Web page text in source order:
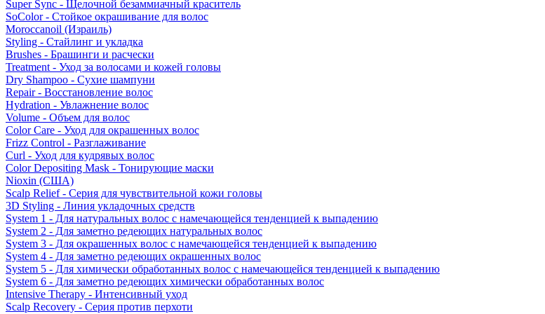
Super Sync - Щелочной безаммиачный краситель
SoColor - Стойкое окрашивание для волос
Moroccanoil (Израиль)
Styling - Стайлинг и укладка
Brushes - Брашинги и расчески
Treatment - Уход за волосами и кожей головы
Dry Shampoo - Сухие шампуни
Repair - Восстановление волос
Hydration - Увлажнение волос
Volume - Объем для волос
Color Care - Уход для окрашенных волос
Frizz Control - Разглаживание
Curl - Уход для кудрявых волос
Color Depositing Mask - Тонирующие маски
Nioxin (США)
Scalp Relief - Серия для чувствительной кожи головы
3D Styling - Линия укладочных средств
System 1 - Для натуральных волос с намечающейся тенденцией к выпадению
System 2 - Для заметно редеющих натуральных волос
System 3 - Для окрашенных волос с намечающейся тенденцией к выпадению
System 4 - Для заметно редеющих окрашенных волос
System 5 - Для химически обработанных волос с намечающейся тенденцией к выпадению
System 6 - Для заметно редеющих химически обработанных волос
Intensive Therapy - Интенсивный уход
Scalp Recovery - Серия против перхоти